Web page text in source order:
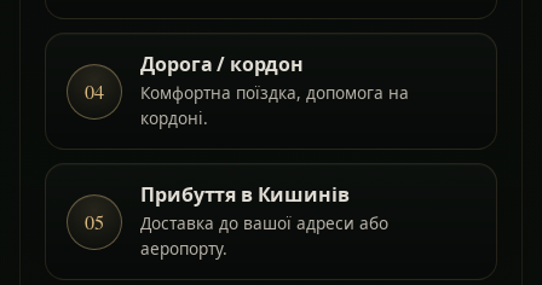
04
Дорога / кордон
Комфортна поїздка, допомога на
кордоні.
05
Прибуття в Кишинів
Доставка до вашої адреси або
аеропорту.